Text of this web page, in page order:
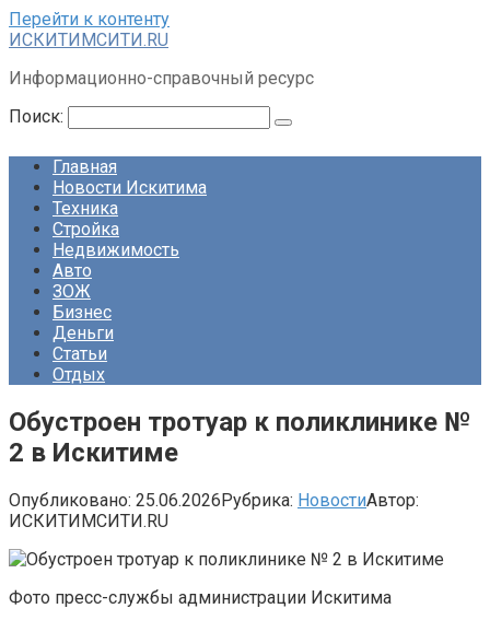
Перейти к контенту
ИСКИТИМСИТИ.RU
Информационно-справочный ресурс
Поиск:
Главная
Новости Искитима
Техника
Стройка
Недвижимость
Авто
ЗОЖ
Бизнес
Деньги
Статьи
Отдых
Обустроен тротуар к поликлинике №
2 в Искитиме
Опубликовано: 25.06.2026Рубрика: НовостиАвтор:
ИСКИТИМСИТИ.RU
Фото пресс-службы администрации Искитима